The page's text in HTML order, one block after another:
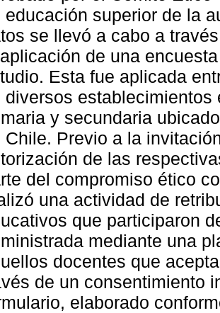
educación superior de la
se llevó a cabo a
de una
Esta fue aplicada
diversos
y secundaria
Chile. Previo a la
de las
del compromiso ético
una actividad de
que participaron
mediante una
docentes que
de un consentimiento
elaborado